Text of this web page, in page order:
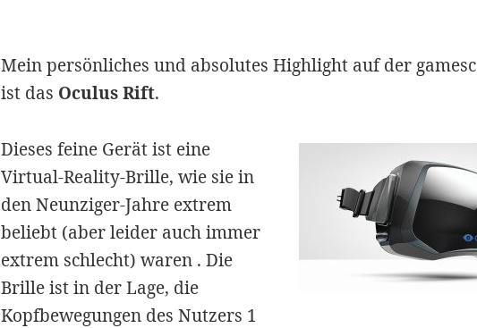
Mein persönliches und absolutes Highlight auf der
ist das Oculus Rift.
Dieses feine Gerät ist eine
Virtual-Reality-Brille, wie sie in
den Neunziger-Jahre extrem
beliebt (aber leider auch immer
extrem schlecht) waren . Die
Brille ist in der Lage, die
Kopfbewegungen des Nutzers 1